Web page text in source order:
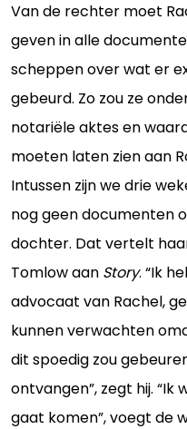
Van de rechter moet
geven in alle
scheppen over wat er
gebeurd. Zo zou ze
notariële aktes en
moeten laten zien aan
Intussen zijn we drie
nog geen documenten
dochter. Dat vertelt
Tomlow aan Story. “Ik
advocaat van Rachel,
kunnen verwachten
dit spoedig zou
ontvangen”, zegt hij.
gaat komen”, voegt de